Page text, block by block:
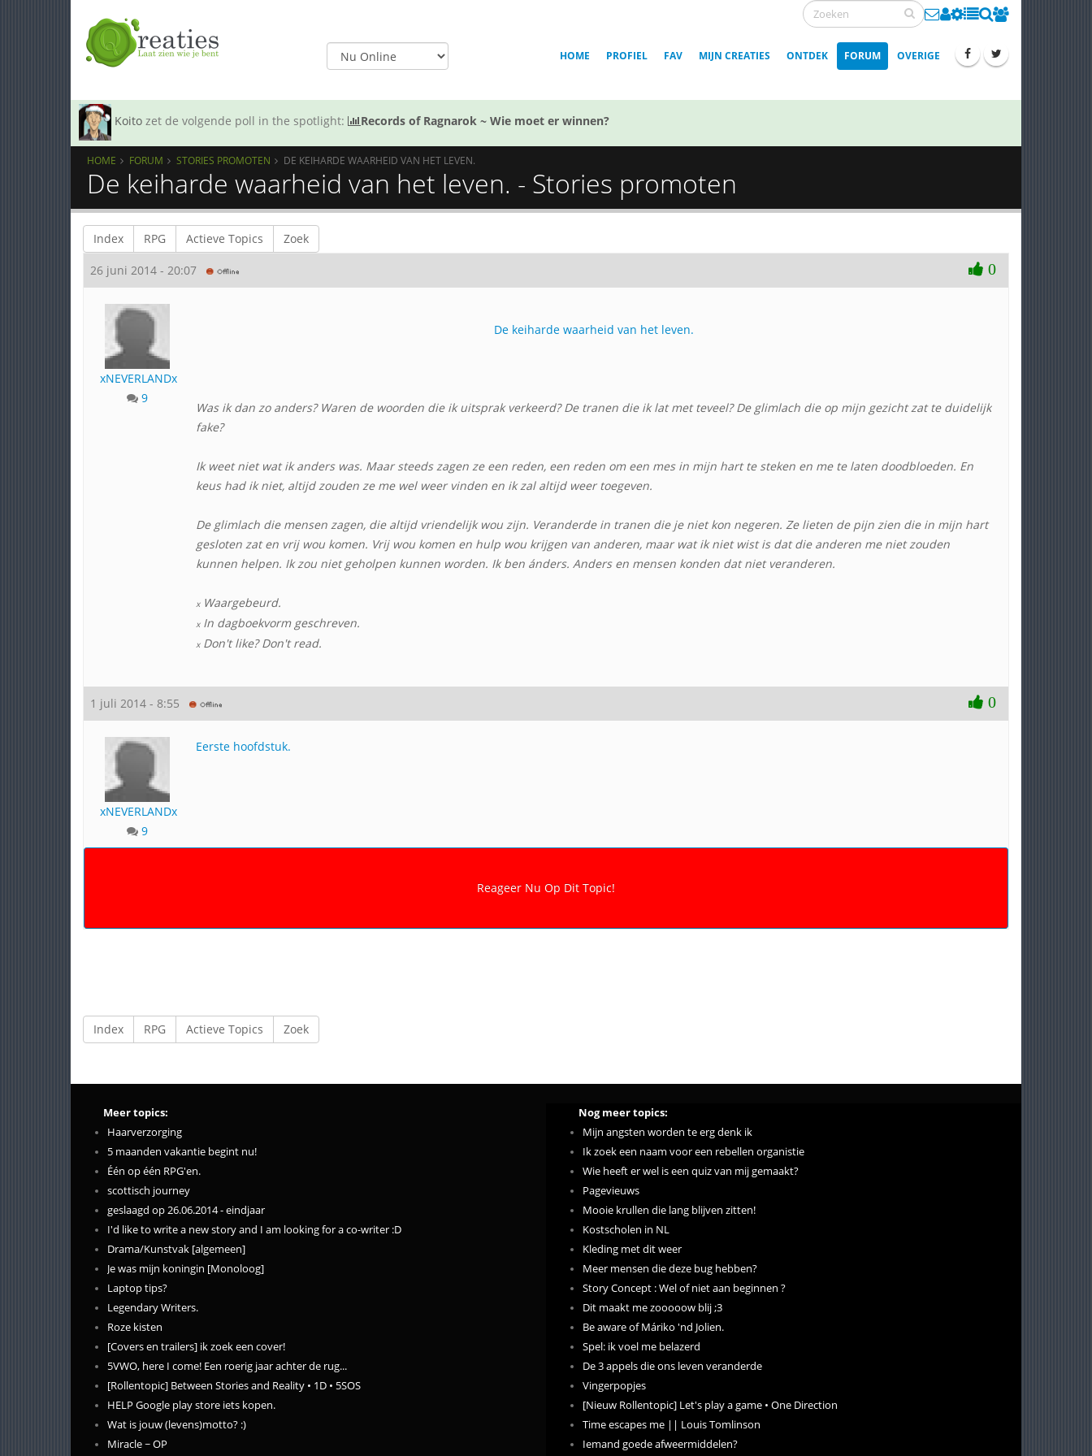
HOME PROFIEL FAV MIJN CREATIES ONTDEK FORUM OVERIGE
Koito zet de volgende poll in the spotlight: Records of Ragnarok ~ Wie moet er winnen?
HOME FORUM STORIES PROMOTEN DE KEIHARDE WAARHEID VAN HET LEVEN.
De keiharde waarheid van het leven. - Stories promoten
Index RPG Actieve Topics Zoek
26 juni 2014 - 20:07 0
xNEVERLANDx
9
De keiharde waarheid van het leven.
Was ik dan zo anders? Waren de woorden die ik uitsprak verkeerd? De tranen die ik lat met teveel? De glimlach die op mijn gezicht zat te duidelijk
fake?
Ik weet niet wat ik anders was. Maar steeds zagen ze een reden, een reden om een mes in mijn hart te steken en me te laten doodbloeden. En
keus had ik niet, altijd zouden ze me wel weer vinden en ik zal altijd weer toegeven.
De glimlach die mensen zagen, die altijd vriendelijk wou zijn. Veranderde in tranen die je niet kon negeren. Ze lieten de pijn zien die in mijn hart
gesloten zat en vrij wou komen. Vrij wou komen en hulp wou krijgen van anderen, maar wat ik niet wist is dat die anderen me niet zouden
kunnen helpen. Ik zou niet geholpen kunnen worden. Ik ben ánders. Anders en mensen konden dat niet veranderen.
xWaargebeurd.
xIn dagboekvorm geschreven.
xDon't like? Don't read.
1 juli 2014 - 8:55 0
xNEVERLANDx
9
Eerste hoofdstuk.
Index RPG Actieve Topics Zoek
Meer topics:
Haarverzorging
5 maanden vakantie begint nu!
Één op één RPG'en.
scottisch journey
geslaagd op 26.06.2014 - eindjaar
I'd like to write a new story and I am looking for a co-writer :D
Drama/Kunstvak [algemeen]
Je was mijn koningin [Monoloog]
Laptop tips?
Legendary Writers.
Roze kisten
[Covers en trailers] ik zoek een cover!
5VWO, here I come! Een roerig jaar achter de rug...
[Rollentopic] Between Stories and Reality • 1D • 5SOS
HELP Google play store iets kopen.
Wat is jouw (levens)motto? :)
Miracle ~ OP
Nog meer topics:
Mijn angsten worden te erg denk ik
Ik zoek een naam voor een rebellen organistie
Wie heeft er wel is een quiz van mij gemaakt?
Pagevieuws
Mooie krullen die lang blijven zitten!
Kostscholen in NL
Kleding met dit weer
Meer mensen die deze bug hebben?
Story Concept : Wel of niet aan beginnen ?
Dit maakt me zooooow blij ;3
Be aware of Máriko 'nd Jolien.
Spel: ik voel me belazerd
De 3 appels die ons leven veranderde
Vingerpopjes
[Nieuw Rollentopic] Let's play a game • One Direction
Time escapes me || Louis Tomlinson
Iemand goede afweermiddelen?